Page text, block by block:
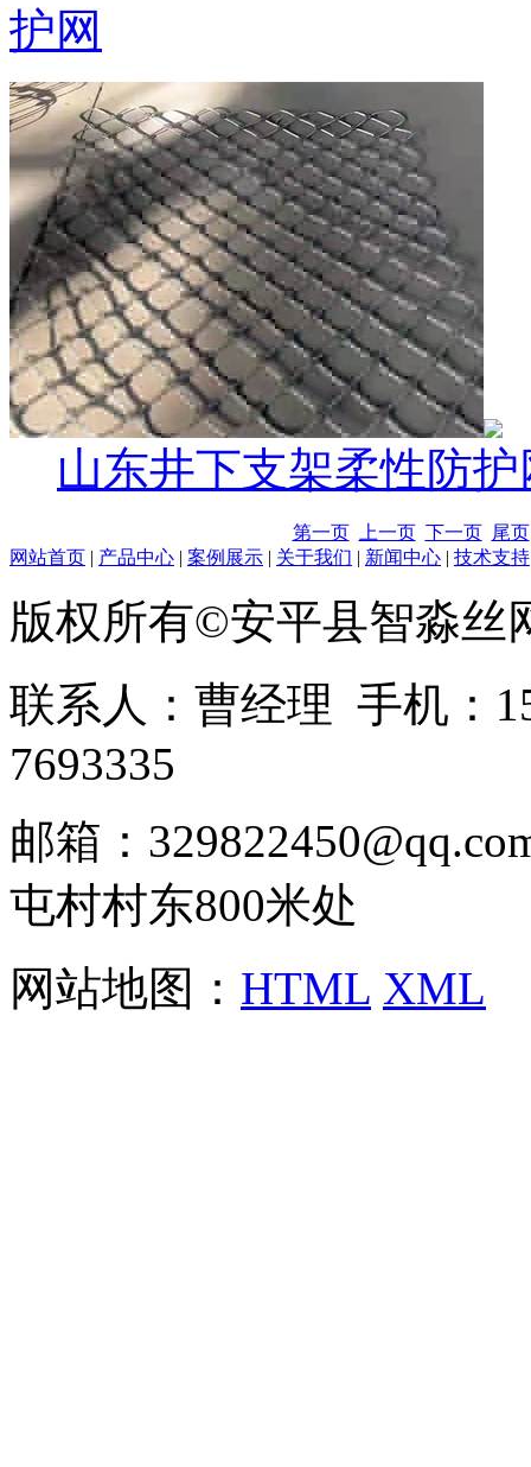
护网
山东井下支架柔性防护
第一页 上一页 下一页 尾页
网站首页 | 产品中心 | 案例展示 | 关于我们 | 新闻中心 | 技术支持
版权所有©安平县智淼丝
联系人：曹经理 手机：
7693335
邮箱：
屯村村东800米处
网站地图： HTML XML